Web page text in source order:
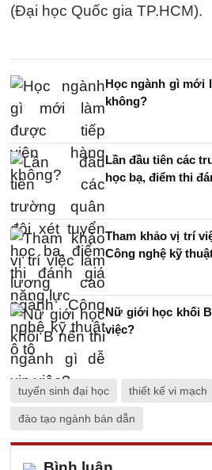
(Đại học Quốc gia TP.HCM).
Học ngành gì mới
không?
Lần đầu tiên các
học bạ, điểm thi
Tham khảo vị trí
Công nghệ kỹ
Nữ giới học khối
việc?
tuyển sinh đại học thiết kế vi mạch
đào tạo ngành bán dẫn